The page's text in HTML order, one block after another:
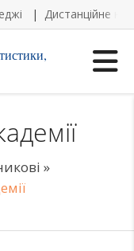
Дистанційне
»